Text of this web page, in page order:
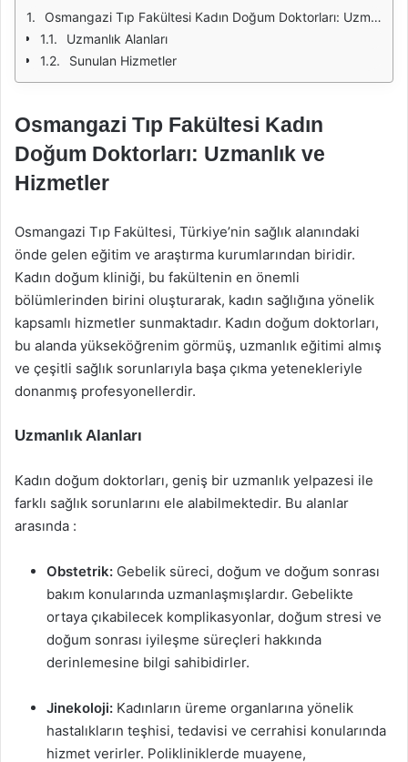
Osmangazi Tıp Fakültesi Kadın Doğum Doktorları: Uzmanlık ve Hizmetler
Uzmanlık Alanları
Sunulan Hizmetler
Osmangazi Tıp Fakültesi Kadın
Doğum Doktorları: Uzmanlık ve
Hizmetler
Osmangazi Tıp Fakültesi, Türkiye’nin sağlık alanındaki
önde gelen eğitim ve araştırma kurumlarından biridir.
Kadın doğum kliniği, bu fakültenin en önemli
bölümlerinden birini oluşturarak, kadın sağlığına yönelik
kapsamlı hizmetler sunmaktadır. Kadın doğum doktorları,
bu alanda yükseköğrenim görmüş, uzmanlık eğitimi almış
ve çeşitli sağlık sorunlarıyla başa çıkma yetenekleriyle
donanmış profesyonellerdir.
Uzmanlık Alanları
Kadın doğum doktorları, geniş bir uzmanlık yelpazesi ile
farklı sağlık sorunlarını ele alabilmektedir. Bu alanlar
arasında :
Obstetrik: Gebelik süreci, doğum ve doğum sonrası
bakım konularında uzmanlaşmışlardır. Gebelikte
ortaya çıkabilecek komplikasyonlar, doğum stresi ve
doğum sonrası iyileşme süreçleri hakkında
derinlemesine bilgi sahibidirler.
Jinekoloji: Kadınların üreme organlarına yönelik
hastalıkların teşhisi, tedavisi ve cerrahisi konularında
hizmet verirler. Polikliniklerde muayene,